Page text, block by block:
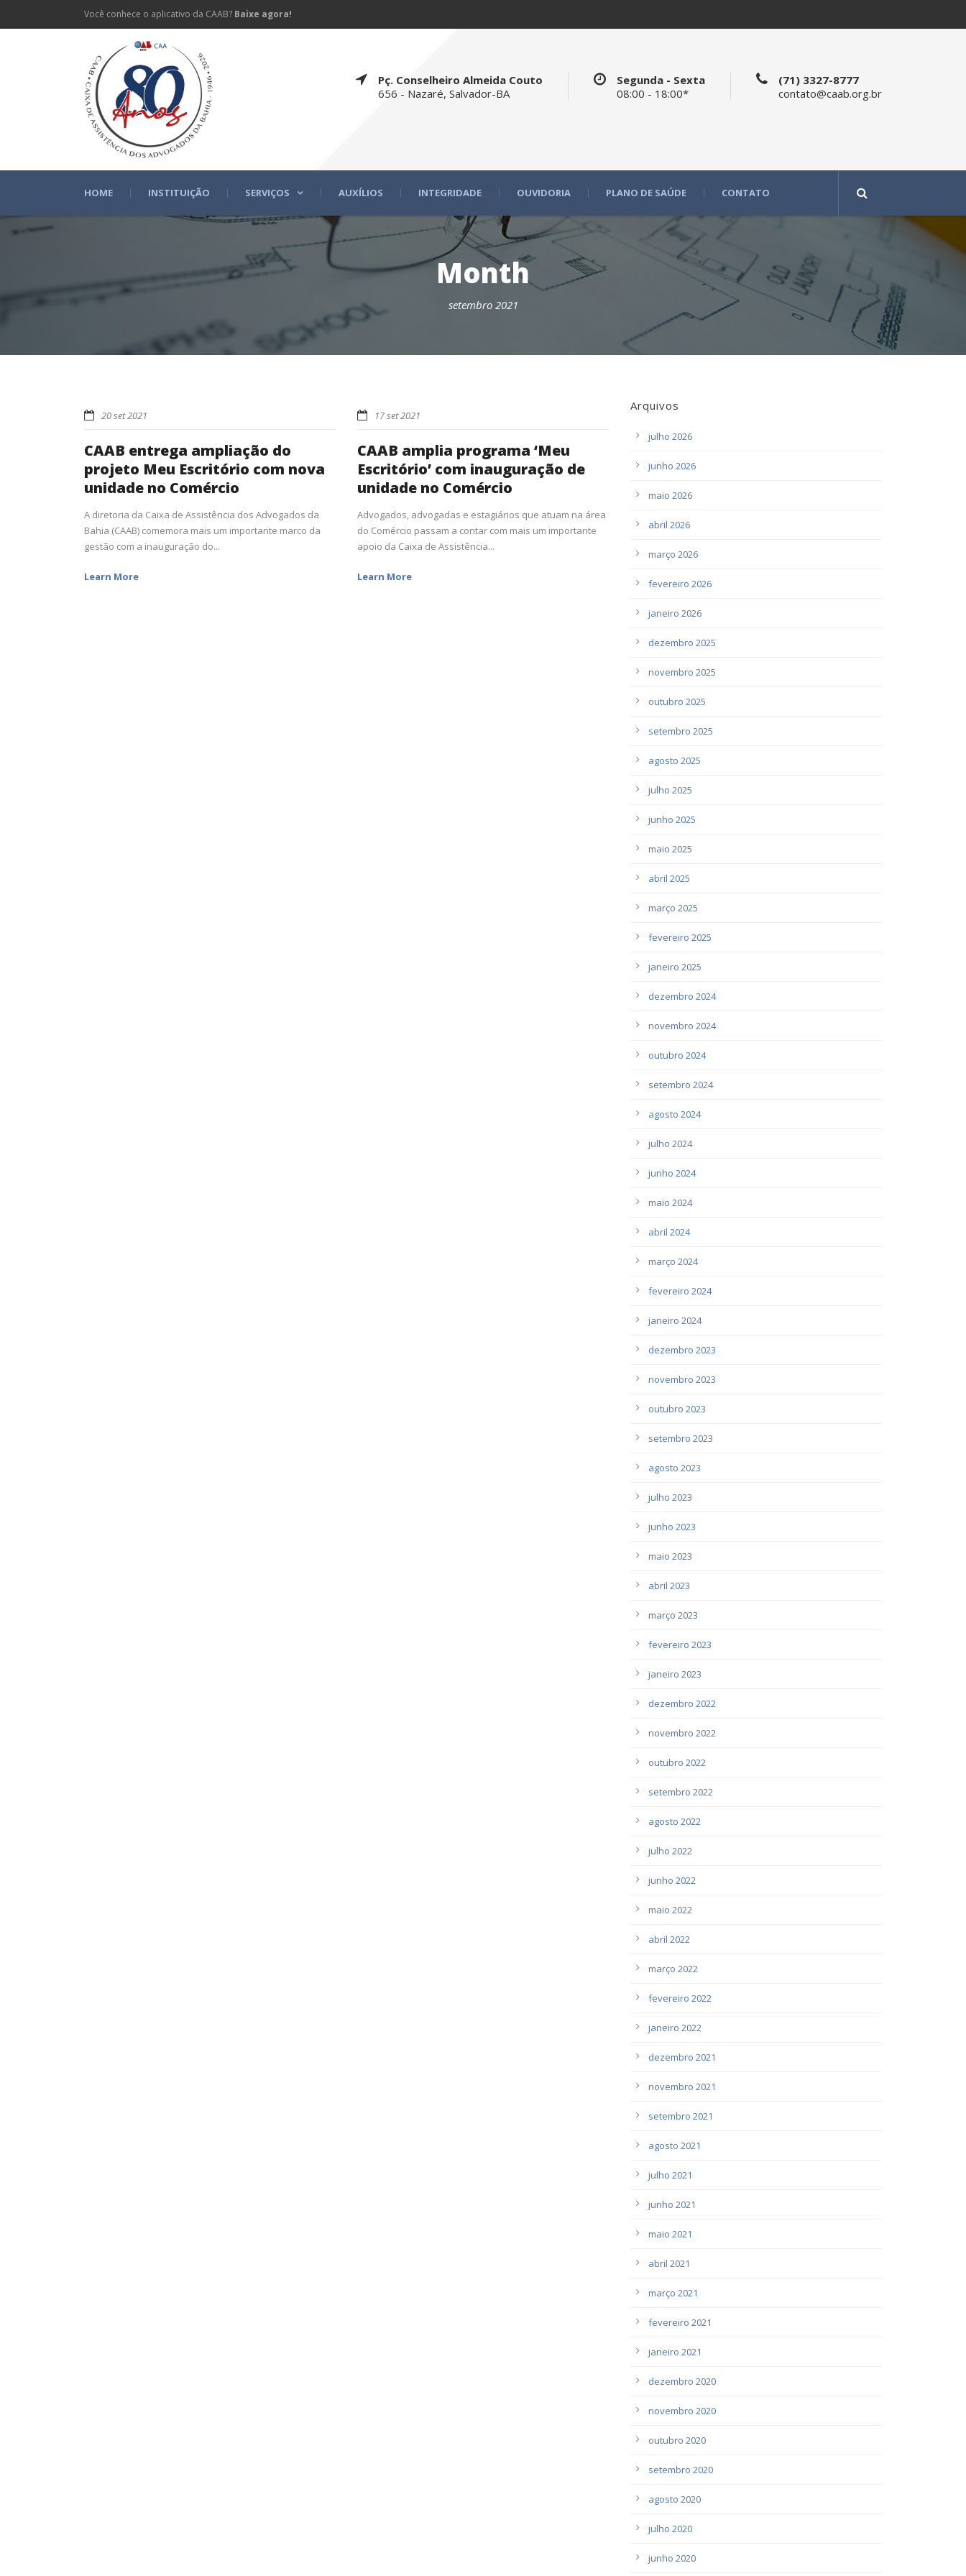
Você conhece o aplicativo da CAAB? Baixe agora!
Pç. Conselheiro Almeida Couto
656 - Nazaré, Salvador-BA
Segunda - Sexta
08:00 - 18:00*
(71) 3327-8777
contato@caab.org.br
HOME INSTITUIÇÃO SERVIÇOS AUXÍLIOS INTEGRIDADE OUVIDORIA PLANO DE SAÚDE CONTATO
Month
setembro 2021
20 set 2021
CAAB entrega ampliação do
projeto Meu Escritório com nova
unidade no Comércio
A diretoria da Caixa de Assistência dos Advogados da
Bahia (CAAB) comemora mais um importante marco da
gestão com a inauguração do...
Learn More
17 set 2021
CAAB amplia programa ‘Meu
Escritório’ com inauguração de
unidade no Comércio
Advogados, advogadas e estagiários que atuam na área
do Comércio passam a contar com mais um importante
apoio da Caixa de Assistência...
Learn More
Arquivos
julho 2026
junho 2026
maio 2026
abril 2026
março 2026
fevereiro 2026
janeiro 2026
dezembro 2025
novembro 2025
outubro 2025
setembro 2025
agosto 2025
julho 2025
junho 2025
maio 2025
abril 2025
março 2025
fevereiro 2025
janeiro 2025
dezembro 2024
novembro 2024
outubro 2024
setembro 2024
agosto 2024
julho 2024
junho 2024
maio 2024
abril 2024
março 2024
fevereiro 2024
janeiro 2024
dezembro 2023
novembro 2023
outubro 2023
setembro 2023
agosto 2023
julho 2023
junho 2023
maio 2023
abril 2023
março 2023
fevereiro 2023
janeiro 2023
dezembro 2022
novembro 2022
outubro 2022
setembro 2022
agosto 2022
julho 2022
junho 2022
maio 2022
abril 2022
março 2022
fevereiro 2022
janeiro 2022
dezembro 2021
novembro 2021
setembro 2021
agosto 2021
julho 2021
junho 2021
maio 2021
abril 2021
março 2021
fevereiro 2021
janeiro 2021
dezembro 2020
novembro 2020
outubro 2020
setembro 2020
agosto 2020
julho 2020
junho 2020